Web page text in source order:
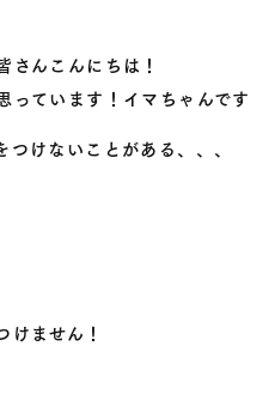
さんこんにちは！
っています！イマちゃんです
けないことがある、、、
けません！